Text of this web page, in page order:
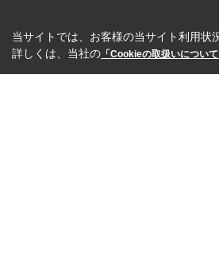
当サイトでは、お客様の当サイト利用
詳しくは、当社の 「Cookieの取扱いについて